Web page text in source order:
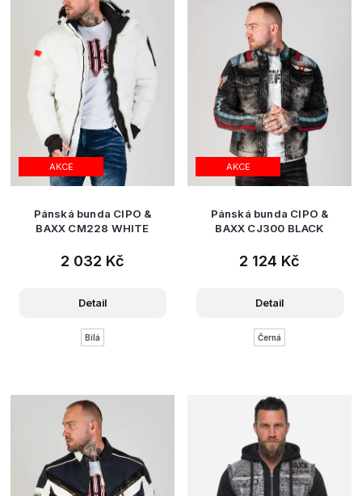
AKCE
Pánská bunda CIPO &
BAXX CM228 WHITE
2 032 Kč
Detail
Bílá
AKCE
Pánská bunda CIPO &
BAXX CJ300 BLACK
2 124 Kč
Detail
Černá